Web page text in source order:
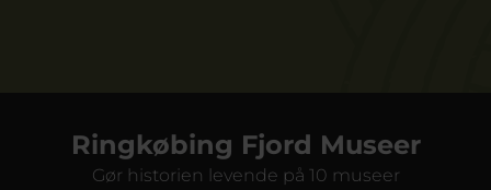
Ringkøbing Fjord Museer
Gør historien levende på 10 museer